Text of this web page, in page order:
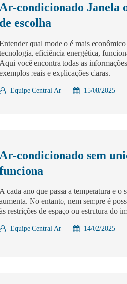
Ar-condicionado Janela
de escolha
Entender qual modelo é mais
tecnologia, eficiência energética,
Aqui você encontra todas as
exemplos reais e explicações claras.
Equipe Central Ar 15/08/2025
Ar-condicionado sem
funciona
A cada ano que passa a temperatura e
aumenta. No entanto, nem sempre é
às restrições de espaço ou estrutura do
Equipe Central Ar 14/02/2025